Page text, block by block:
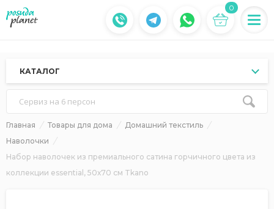
0
КАТАЛОГ
Сервиз на 6 персон
Главная Товары для дома
Домашний текстиль
Наволочки
Набор наволочек из премиального сатина горчичного цвета из
коллекции essential, 50х70 см Tkano